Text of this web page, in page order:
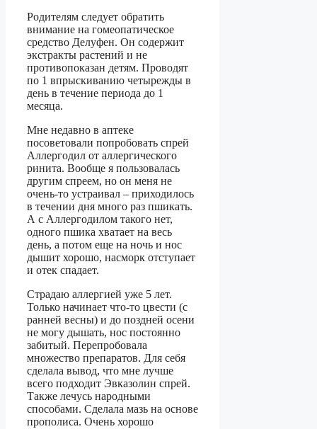
Родителям следует обратить
внимание на гомеопатическое
средство Делуфен. Он содержит
экстракты растений и не
противопоказан детям. Проводят
по 1 впрыскиванию четырежды в
день в течение периода до 1
месяца.
Мне недавно в аптеке
посоветовали попробовать спрей
Аллергодил от аллергического
ринита. Вообще я пользовалась
другим спреем, но он меня не
очень-то устраивал – приходилось
в течении дня много раз пшикать.
А с Аллергодилом такого нет,
одного пшика хватает на весь
день, а потом еще на ночь и нос
дышит хорошо, насморк отступает
и отек спадает.
Страдаю аллергией уже 5 лет.
Только начинает что-то цвести (с
ранней весны) и до поздней осени
не могу дышать, нос постоянно
забитый. Перепробовала
множество препаратов. Для себя
сделала вывод, что мне лучше
всего подходит Эвказолин спрей.
Также лечусь народными
способами. Сделала мазь на основе
прополиса. Очень хорошо